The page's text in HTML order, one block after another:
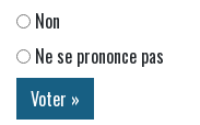
Non
Ne se prononce pas